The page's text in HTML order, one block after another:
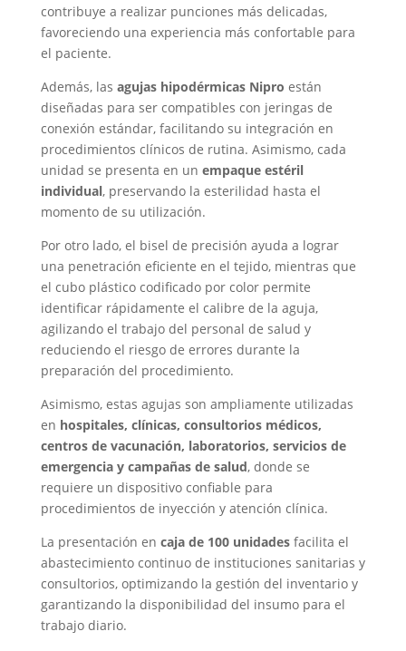
contribuye a realizar punciones más delicadas,
favoreciendo una experiencia más confortable para
el paciente.
Además, las agujas hipodérmicas Nipro están
diseñadas para ser compatibles con jeringas de
conexión estándar, facilitando su integración en
procedimientos clínicos de rutina. Asimismo, cada
unidad se presenta en un empaque estéril
individual, preservando la esterilidad hasta el
momento de su utilización.
Por otro lado, el bisel de precisión ayuda a lograr
una penetración eficiente en el tejido, mientras que
el cubo plástico codificado por color permite
identificar rápidamente el calibre de la aguja,
agilizando el trabajo del personal de salud y
reduciendo el riesgo de errores durante la
preparación del procedimiento.
Asimismo, estas agujas son ampliamente utilizadas
en hospitales, clínicas, consultorios médicos,
centros de vacunación, laboratorios, servicios de
emergencia y campañas de salud, donde se
requiere un dispositivo confiable para
procedimientos de inyección y atención clínica.
La presentación en caja de 100 unidadesfacilita el
abastecimiento continuo de instituciones sanitarias y
consultorios, optimizando la gestión del inventario y
garantizando la disponibilidad del insumo para el
trabajo diario.